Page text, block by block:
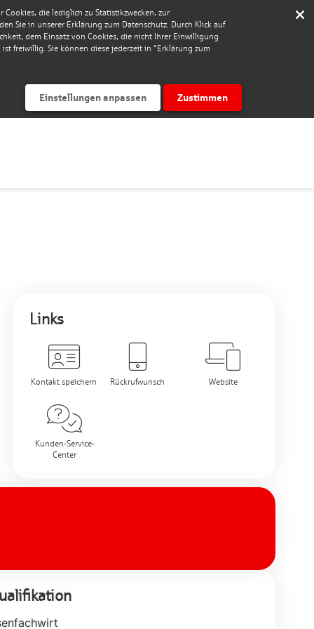
die lediglich zu Statistikzwecken, zur
Sie in unserer Erklärung zum Datenschutz. Durch Klick auf
dem Einsatz von Cookies, die nicht Ihrer Einwilligung
freiwillig. Sie können diese jederzeit in "Erklärung zum
Einstellungen anpassen Zustimmen
Links
Kontakt speichern Rückrufwunsch Website
Kunden-Service-
Center